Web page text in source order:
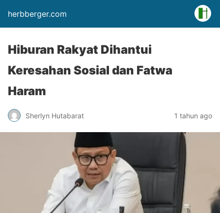
herbberger.com
Hiburan Rakyat Dihantui
Keresahan Sosial dan Fatwa
Haram
Sherlyn Hutabarat 1 tahun ago